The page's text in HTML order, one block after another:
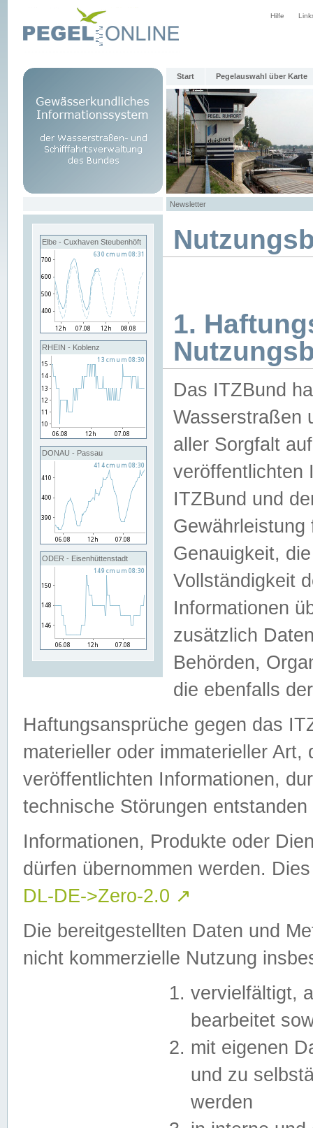
Hilfe
Start Pegelauswahl über Karte
Newsletter
Elbe - Cuxhaven Steubenhöft
RHEIN - Koblenz
DONAU - Passau
ODER - Eisenhüttenstadt
1.
Das ITZBund
Wasserstraßen
aller Sorgfalt
veröffentlichten
ITZBund und
Genauigkeit,
Vollständigkeit
Informationen
zusätzlich
Behörden,
die ebenfalls
Haftungsansprüche gegen das
materieller oder immaterieller
veröffentlichten Informationen,
technische Störungen
Informationen, Produkte oder
dürfen übernommen werden.
DL-DE->Zero-2.0 ↗
Die bereitgestellten Daten und
nicht kommerzielle Nutzung
vervielfältigt,
bearbeitet
mit eigenen
und zu
werden